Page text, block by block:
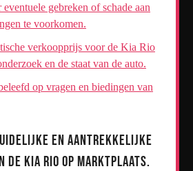
gebreken of schade aan
te voorkomen.
verkoopprijs voor de Kia Rio
en de staat van de auto.
op vragen en biedingen van
en aantrekkelijke
de Kia Rio op Marktplaats.